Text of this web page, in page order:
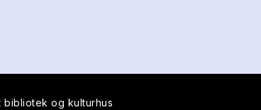
og kulturhus